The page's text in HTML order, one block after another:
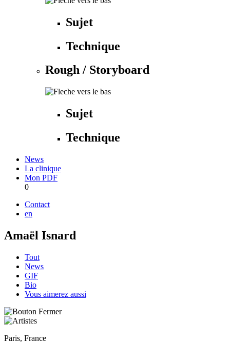
Sujet
Technique
Rough / Storyboard
Sujet
Technique
News
La clinique
Mon PDF
0
Contact
en
Amaël Isnard
Tout
News
GIF
Bio
Vous aimerez aussi
Paris, France